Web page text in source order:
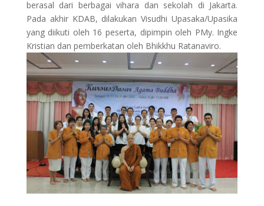
berasal dari berbagai vihara dan sekolah di Jakarta.
Pada akhir KDAB, dilakukan Visudhi Upasaka/Upasika
yang diikuti oleh 16 peserta, dipimpin oleh PMy. Ingke
Kristian dan pemberkatan oleh Bhikkhu Ratanaviro.